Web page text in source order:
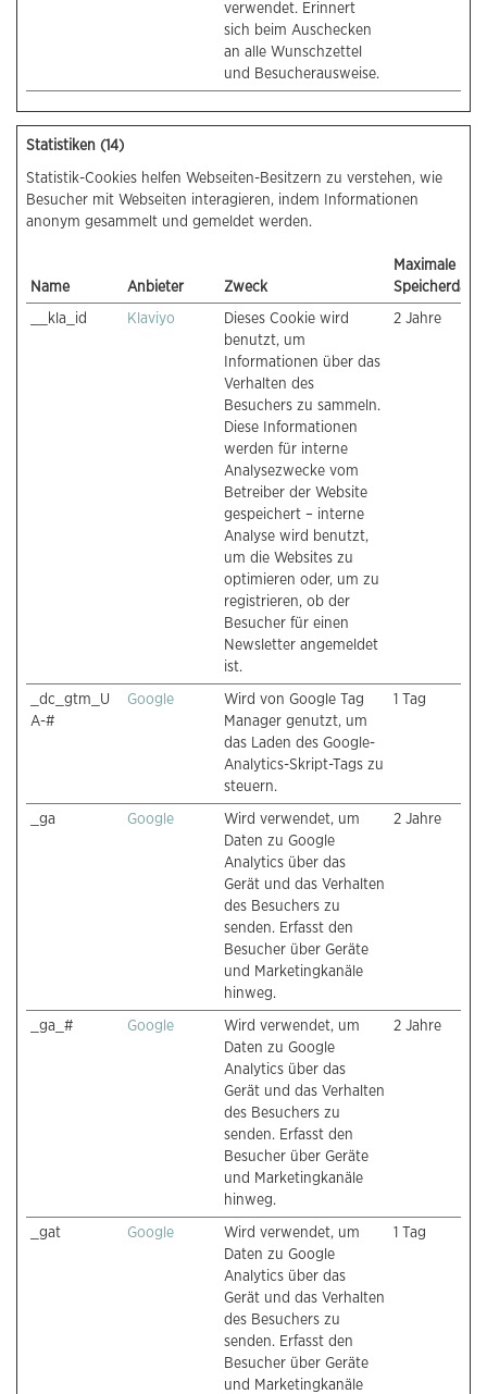
verwendet. Erinnert
sich beim Auschecken
an alle Wunschzettel
und Besucherausweise.
Statistiken (14)
Statistik-Cookies helfen Webseiten-Besitzern zu verstehen, wie
Besucher mit Webseiten interagieren, indem Informationen
anonym gesammelt und gemeldet werden.
Name Anbieter Zweck
Maximale
__kla_id Klaviyo
Dieses Cookie wird
benutzt, um
Informationen über das
Verhalten des
Besuchers zu sammeln.
Diese Informationen
werden für interne
Analysezwecke vom
Betreiber der Website
gespeichert – interne
Analyse wird benutzt,
um die Websites zu
optimieren oder, um zu
registrieren, ob der
Besucher für einen
Newsletter angemeldet
ist.
2 Jahre
_dc_gtm_U
A-#
Google
Wird von Google Tag
Manager genutzt, um
das Laden des Google-
Analytics-Skript-Tags zu
steuern.
1 Tag
_ga Google
Wird verwendet, um
Daten zu Google
Analytics über das
Gerät und das Verhalten
des Besuchers zu
senden. Erfasst den
Besucher über Geräte
und Marketingkanäle
hinweg.
2 Jahre
_ga_# Google
Wird verwendet, um
Daten zu Google
Analytics über das
Gerät und das Verhalten
des Besuchers zu
senden. Erfasst den
Besucher über Geräte
und Marketingkanäle
hinweg.
2 Jahre
_gat Google
Wird verwendet, um
Daten zu Google
Analytics über das
Gerät und das Verhalten
des Besuchers zu
senden. Erfasst den
Besucher über Geräte
und Marketingkanäle
1 Tag